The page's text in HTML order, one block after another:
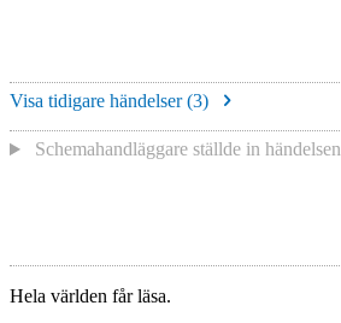
Visa tidigare händelser (3)
Schemahandläggare ställde in händelsen
Hela världen får läsa.